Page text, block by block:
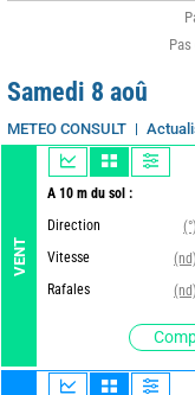
Samedi 8 aoû
METEO CONSULT
VENT
A 10 m du sol :
Direction
(°)
Vitesse
(nd)
Rafales
(nd)